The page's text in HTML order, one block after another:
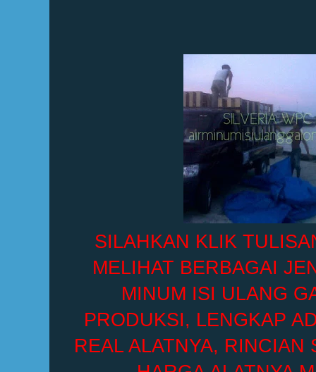
SILAHKAN KLIK
MELIHAT BERBAGAI
MINUM ISI ULANG
PRODUKSI, LENGKAP
REAL ALATNYA, RINCIAN